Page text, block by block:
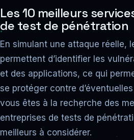
Les 10 meilleurs
de test de pénétration
En simulant une attaque réelle,
permettent d’identifier les
et des applications, ce qui
se protéger contre
vous êtes à la recherche des
entreprises de tests de
meilleurs à considérer.